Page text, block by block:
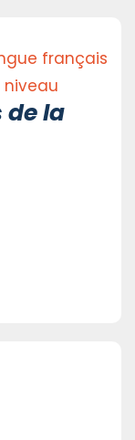
français
niveau
de la